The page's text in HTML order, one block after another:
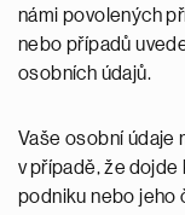
námi povolených
nebo případů
osobních údajů.
Vaše osobní údaje
v případě, že
podniku nebo jeho